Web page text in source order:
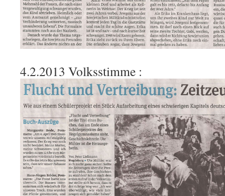
4.2.2013 Volksstimme :